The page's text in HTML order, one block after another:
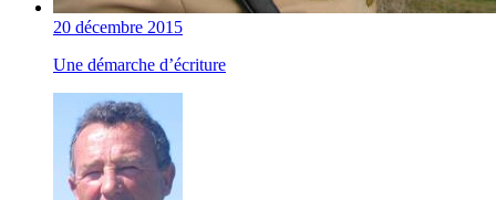
20 décembre 2015
Une démarche d’écriture